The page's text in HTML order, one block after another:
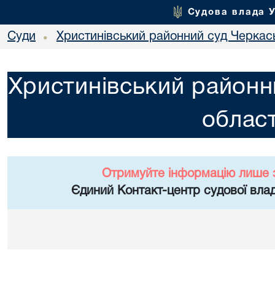
Судова влада
Суди • Христинівський районний суд
Христинівський
Отримуйте інформацію лише
Єдиний Контакт-центр судової